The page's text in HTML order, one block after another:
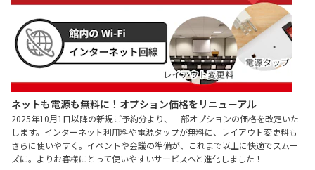
ネットも電源も無料に！オプション価格をリニューアル
2025年10月1日以降の新規ご予約分より、一部オプションの価格を改定いた
します。インターネット利用料や電源タップが無料に、レイアウト変更料も
さらに使いやすく。イベントや会議の準備が、これまで以上に快適でスムー
ズに。よりお客様にとって使いやすいサービスへと進化しました！